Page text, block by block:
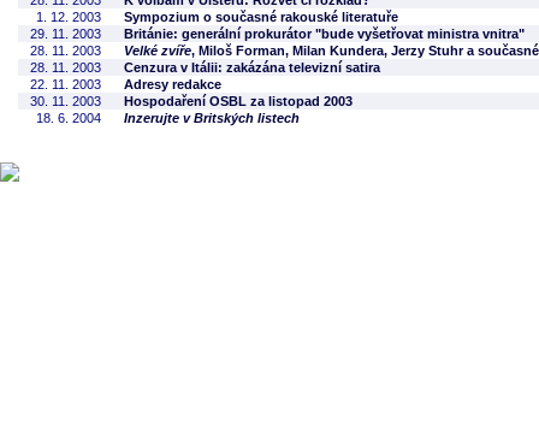
1. 12. 2003
Sympozium o současné rakouské literatuře
29. 11. 2003
Británie: generální prokurátor "bude vyšetřovat ministra vnitra"
28. 11. 2003
Velké zvíře, Miloš Forman, Milan Kundera, Jerzy Stuhr a
28. 11. 2003
Cenzura v Itálii: zakázána televizní satira
22. 11. 2003
Adresy redakce
30. 11. 2003
Hospodaření OSBL za listopad 2003
18. 6. 2004
Inzerujte v Britských listech